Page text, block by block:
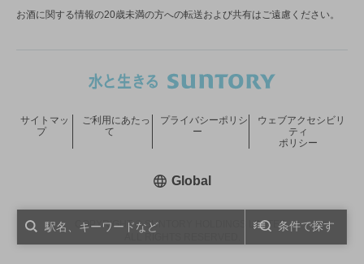
条件で探す
お酒に関する情報の20歳未満の方への転送および共有はご遠慮ください。
COPYRIGHT © SUNTORY HOLDINGS LIMITED.
サイトマッ
プ
ご利用にあたっ
て
プライバシーポリシ
ー
ウェブアクセシビリ
ティ
ポリシー
Global新しいウィンドウで開く